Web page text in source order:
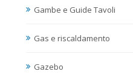
Gambe e Guide Tavoli
Gas e riscaldamento
Gazebo